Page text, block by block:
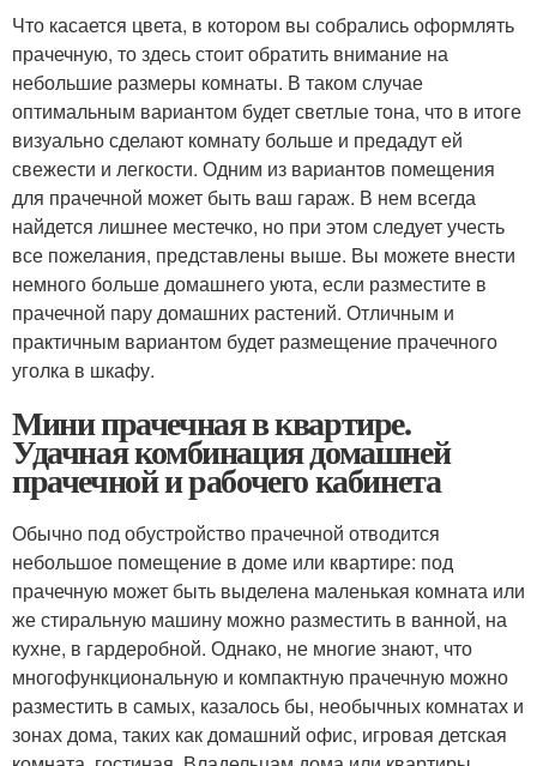
Что касается цвета, в котором вы собрались оформлять
прачечную, то здесь стоит обратить внимание на
небольшие размеры комнаты. В таком случае
оптимальным вариантом будет светлые тона, что в итоге
визуально сделают комнату больше и предадут ей
свежести и легкости. Одним из вариантов помещения
для прачечной может быть ваш гараж. В нем всегда
найдется лишнее местечко, но при этом следует учесть
все пожелания, представлены выше. Вы можете внести
немного больше домашнего уюта, если разместите в
прачечной пару домашних растений. Отличным и
практичным вариантом будет размещение прачечного
уголка в шкафу.
Мини прачечная в квартире.
Удачная комбинация домашней
прачечной и рабочего кабинета
Обычно под обустройство прачечной отводится
небольшое помещение в доме или квартире: под
прачечную может быть выделена маленькая комната или
же стиральную машину можно разместить в ванной, на
кухне, в гардеробной. Однако, не многие знают, что
многофункциональную и компактную прачечную можно
разместить в самых, казалось бы, необычных комнатах и
зонах дома, таких как домашний офис, игровая детская